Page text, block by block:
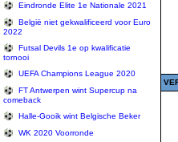
Eindronde Elite 1e Nationale 2021
België niet gekwalificeerd voor Euro
2022
Futsal Devils 1e op kwalificatie
tornooi
UEFA Champions League 2020
FT Antwerpen wint Supercup na
comeback
Halle-Gooik wint Belgische Beker
WK 2020 Voorronde